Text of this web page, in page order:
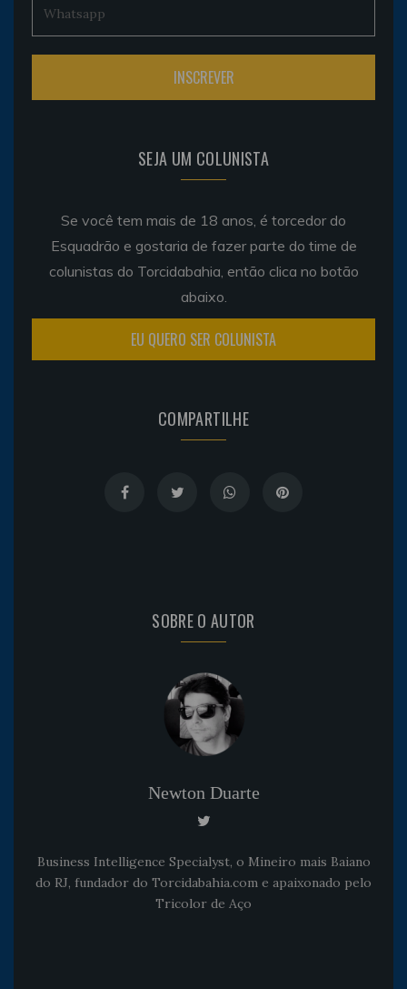
SEJA UM COLUNISTA
Se você tem mais de 18 anos, é torcedor do
Esquadrão e gostaria de fazer parte do time de
colunistas do Torcidabahia, então clica no botão
abaixo.
EU QUERO SER COLUNISTA
COMPARTILHE
SOBRE O AUTOR
Newton Duarte
Business Intelligence Specialyst, o Mineiro mais Baiano
do RJ, fundador do Torcidabahia.com e apaixonado pelo
Tricolor de Aço